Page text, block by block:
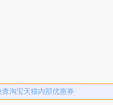
查淘宝天猫内部优惠券